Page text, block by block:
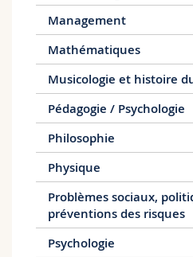
Management
Mathématiques
Musicologie et histoire
Pédagogie / Psychologie
Philosophie
Physique
Problèmes sociaux,
préventions des risques
Psychologie